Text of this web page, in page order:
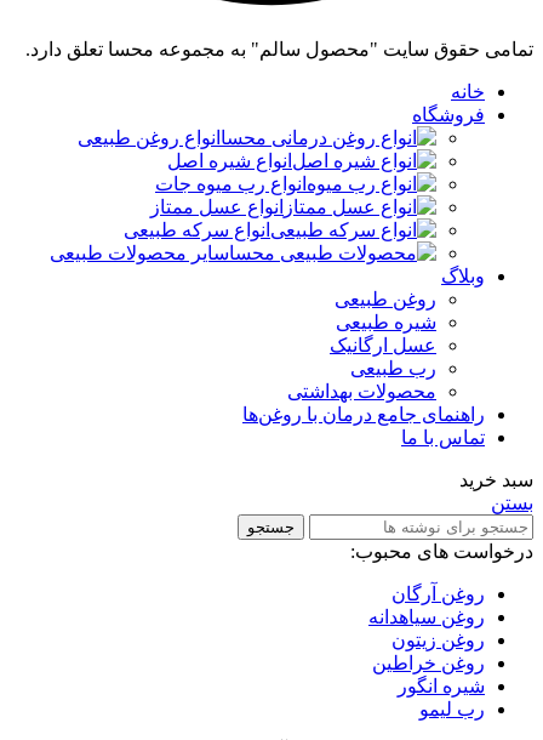
تمامی حقوق سایت "محصول سالم" به مجموعه محسا تعلق دارد.
خانه
فروشگاه
انواع روغن طبیعی
انواع شیره اصل
انواع رب میوه جات
انواع عسل ممتاز
انواع سرکه طبیعی
سایر محصولات طبیعی
وبلاگ
روغن طبیعی
شیره طبیعی
عسل ارگانیک
رب طبیعی
محصولات بهداشتی
راهنمای جامع درمان با روغن‌ها
تماس با ما
سبد خرید
بستن
جستجو
درخواست های محبوب:
روغن آرگان
روغن سیاهدانه
روغن زیتون
روغن خراطین
شیره انگور
رب لیمو